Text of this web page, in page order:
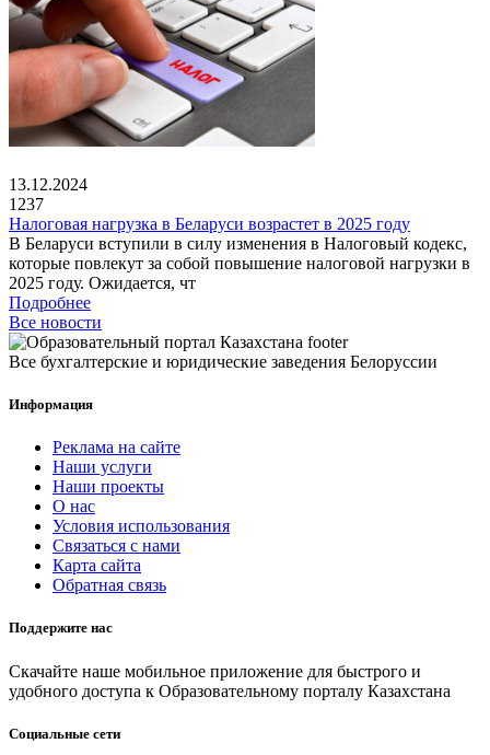
13.12.2024
1237
Налоговая нагрузка в Беларуси возрастет в 2025 году
В Беларуси вступили в силу изменения в Налоговый кодекс,
которые повлекут за собой повышение налоговой нагрузки в
2025 году. Ожидается, чт
Подробнее
Все новости
Все бухгалтерские и юридические заведения Белоруссии
Информация
Реклама на сайте
Наши услуги
Наши проекты
О нас
Условия использования
Связаться с нами
Карта сайта
Обратная связь
Поддержите нас
Скачайте наше мобильное приложение для быстрого и
удобного доступа к Образовательному порталу Казахстана
Социальные сети